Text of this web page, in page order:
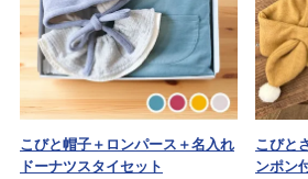
こびと帽子＋ロンパース＋名入れ
ドーナツスタイセット
こびと
ンポン